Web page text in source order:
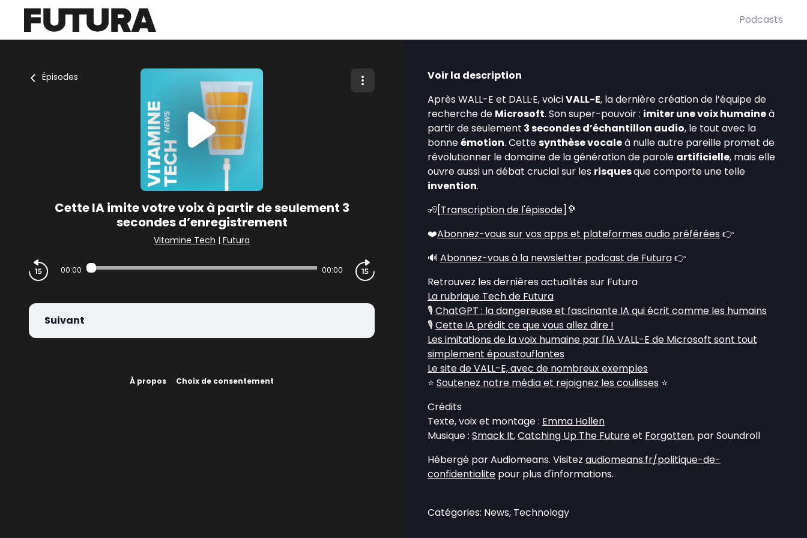
Podcasts
Épisodes
Cette IA imite votre voix à partir de seulement 3
secondes d’enregistrement
Vitamine Tech | Futura
00:00 00:00
Suivant
À propos Choix de consentement
Voir la description
Après WALL-E et DALL·E, voiciVALL-E, la dernière création de l’équipe de
recherche de Microsoft. Son super-pouvoir : imiter une voix humaineà
partir de seulement 3 secondes d’échantillon audio, le tout avec la
bonneémotion. Cettesynthèse vocaleà nulle autre pareille promet de
révolutionner le domaine de la génération de parole artificielle, mais elle
ouvre aussi un débat crucial sur les risquesque comporte une telle
invention.
🧏[Transcription de l'épisode]🦻
❤️Abonnez-vous sur vos apps et plateformes audio préférées 👉
🔊 Abonnez-vous à la newsletter podcast de Futura👉
Retrouvez les dernières actualités sur Futura
La rubrique Tech de Futura
🎙️ChatGPT : la dangereuse et fascinante IA qui écrit comme les humains
🎙️Cette IA prédit ce que vous allez dire !
Les imitations de la voix humaine par l'IA VALL-E de Microsoft sont tout
simplement époustouflantes
Le site de VALL-E, avec de nombreux exemples
⭐ Soutenez notre média et rejoignez les coulisses ⭐
Crédits
Texte, voix et montage : Emma Hollen
Musique : Smack It,Catching Up The Futureet Forgotten, par Soundroll
Hébergé par Audiomeans. Visitez audiomeans.fr/politique-de-
confidentialite pour plus d'informations.
Catégories: News, Technology